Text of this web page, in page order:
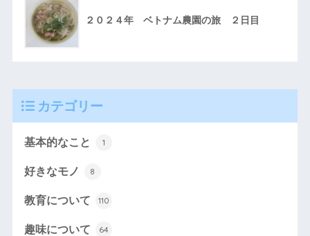
２０２４年 ベトナム農園の旅 ２日目
カテゴリー
基本的なこと 1
好きなモノ 8
教育について 110
趣味について 64